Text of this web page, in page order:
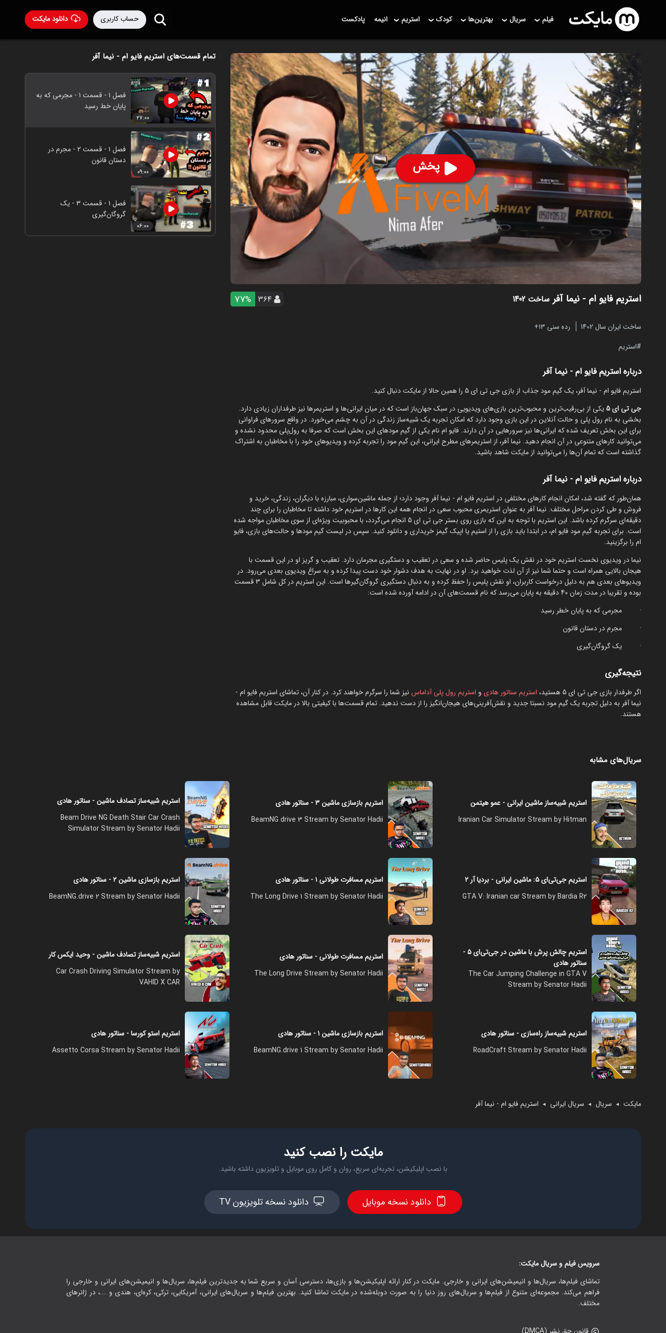
دانلود مایکت حساب کاربری فیلم سریال بهترین‌ها کودک استریم انیمه پادکست
پخش
استریم فایو ام - نیما آفر ساخت 1402 ۳۶۴ 77%
ساخت ایران سال 1402
رده سنی ۱۳+
استریم
درباره استریم فایو ام - نیما آفر
استریم فایو ام - نیما آفر، یک گیم مود جذاب از بازی جی تی ای 5 را همین حالا از مایکت دنبال کنید.
جی تی ای 5 یکی از بی‌رقیب‌ترین و محبوب‌ترین بازی‌های ویدیویی در سبک جهان‌باز است که در میان ایرانی‌ها و استریمرها نیز طرفداران زیادی دارد.
بخشی به نام رول پلی و حالت آنلاین در این بازی وجود دارد که امکان تجربه یک شبیه‌ساز زندگی در آن به چشم می‌خورد. در واقع سرورهای فراوانی
برای این بخش تعریف شده که ایرانی‌ها نیز سرورهایی در آن دارند. فایو ام نام یکی از گیم مودهای این بخش است که صرفا به رول‌پلی محدود نشده و
می‌توانید کارهای متنوعی در آن انجام دهید. نیما آفر، از استریمرهای مطرح ایرانی، این گیم مود را تجربه کرده و ویدیوهای خود را با مخاطبان به اشتراک
گذاشته است که تمام آن‌ها را می‌توانید از مایکت شاهد باشید.
درباره استریم فایو ام - نیما آفر
همان‌طور که گفته شد، امکان انجام کارهای مختلفی در استریم فایو ام - نیما آفر وجود دارد؛ از جمله ماشین‌سواری، مبارزه با دیگران، زندگی، خرید و
فروش و طی کردن مراحل مختلف. نیما آفر به عنوان استریمری محبوب سعی در انجام همه این کارها در استریم خود داشته تا مخاطبان را برای چند
دقیقه‌ای سرگرم کرده باشد. این استریم با توجه به این که بازی روی بستر جی تی ای 5 انجام می‌گردد، با محبوبیت ویژه‌ای از سوی مخاطبان مواجه شده
است. برای تجربه گیم مود فایو ام، در ابتدا باید بازی را از استیم یا اپیک گیمز خریداری و دانلود کنید. سپس در لیست گیم مودها و حالت‌های بازی، فایو
ام را برگزینید.
نیما در ویدیوی نخست استریم خود در نقش یک پلیس حاضر شده و سعی در تعقیب و دستگیری مجرمان دارد. تعقیب و گریز او در این قسمت با
هیجان بالایی همراه است و حتما شما نیز از آن لذت خواهید برد. او در نهایت به هدف دشوار خود دست پیدا کرده و به سراغ ویدیوی بعدی می‌رود. در
ویدیوهای بعدی هم به دلیل درخواست کاربران، او نقش پلیس را حفظ کرده و به دنبال دستگیری گروگان‌گیرها است. این استریم در کل شامل 3 قسمت
بوده و تقریبا در مدت زمان 40 دقیقه به پایان می‌رسد که نام قسمت‌های آن در ادامه آورده شده است:
· مجرمی که به پایان خطر رسید
· مجرم در دستان قانون
· یک گروگان‌گیری
نتیجه‌گیری
اگر طرفدار بازی جی تی ای 5 هستید، استریم سناتور هادی و استریم رول پلی آداماس نیز شما را سرگرم خواهند کرد. در کنار آن، تماشای استریم فایو ام -
نیما آفر به دلیل تجربه یک گیم مود نسبتا جدید و نقش‌آفرینی‌های هیجان‌انگیز را از دست ندهید. تمام قسمت‌ها با کیفیتی بالا در مایکت قابل مشاهده
هستند.
تمام قسمت‌های استریم فایو ام - نیما آفر
۲۷:۰۰
فصل ۱ - قسمت ۱ - مجرمی که به
پایان خط رسید
۰۹:۰۰
فصل ۱ - قسمت ۲ - مجرم در
دستان قانون
۰۶:۰۰
فصل ۱ - قسمت ۳ - یک
گروگان‌گیری
سریال‌های مشابه
استریم شبیه‌ساز ماشین ایرانی - عمو هیتمن
Iranian Car Simulator Stream by Hitman
استریم بازسازی ماشین ۳ - سناتور هادی
BeamNG drive 3 Stream by Senator Hadii
استریم شبیه‌ساز تصادف ماشین - سناتور هادی
Beam Drive NG Death Stair Car Crash
Simulator Stream by Senator Hadii
استریم جی‌تی‌ای ۵: ماشین ایرانی - بردیا آر ۲
GTA V: Iranian car Stream by Bardia R2
استریم مسافرت طولانی ۱ - سناتور هادی
The Long Drive 1 Stream by Senator Hadii
استریم بازسازی ماشین ۲ - سناتور هادی
BeamNG.drive 2 Stream by Senator Hadii
استریم چالش پرش با ماشین در جی‌تی‌ای ۵ -
سناتور هادی
The Car Jumping Challenge in GTA V
Stream by Senator Hadii
استریم مسافرت طولانی - سناتور هادی
The Long Drive Stream by Senator Hadii
استریم شبیه‌ساز تصادف ماشین - وحید ایکس کار
Car Crash Driving Simulator Stream by
VAHID X CAR
استریم شبیه‌ساز راه‌سازی - سناتور هادی
RoadCraft Stream by Senator Hadii
استریم بازسازی ماشین ۱ - سناتور هادی
BeamNG.drive 1 Stream by Senator Hadii
استریم استو کورسا - سناتور هادی
Assetto Corsa Stream by Senator Hadii
مایکت ◄ سریال ◄ سریال ایرانی ◄ استریم فایو ام - نیما آفر
مایکت را نصب کنید
با نصب اپلیکیشن، تجربه‌ای سریع، روان و کامل روی موبایل و تلویزیون داشته باشید.
دانلود نسخه موبایل دانلود نسخه تلویزیون TV
سرویس فیلم و سریال مایکت:
تماشای فیلم‌ها، سریال‌ها و انیمیشن‌های ایرانی و خارجی. مایکت در کنار ارائه اپلیکیشن‌ها و بازی‌ها، دسترسی آسان و سریع شما به جدیدترین فیلم‌ها، سریال‌ها و انیمیشن‌های ایرانی و خارجی را
فراهم می‌کند. مجموعه‌ای متنوع از فیلم‌ها و سریال‌های روز دنیا را به صورت دوبله‌شده در مایکت تماشا کنید. بهترین فیلم‌ها و سریال‌های ایرانی، آمریکایی، ترکی، کره‌ای، هندی و ...، در ژانرهای
مختلف.